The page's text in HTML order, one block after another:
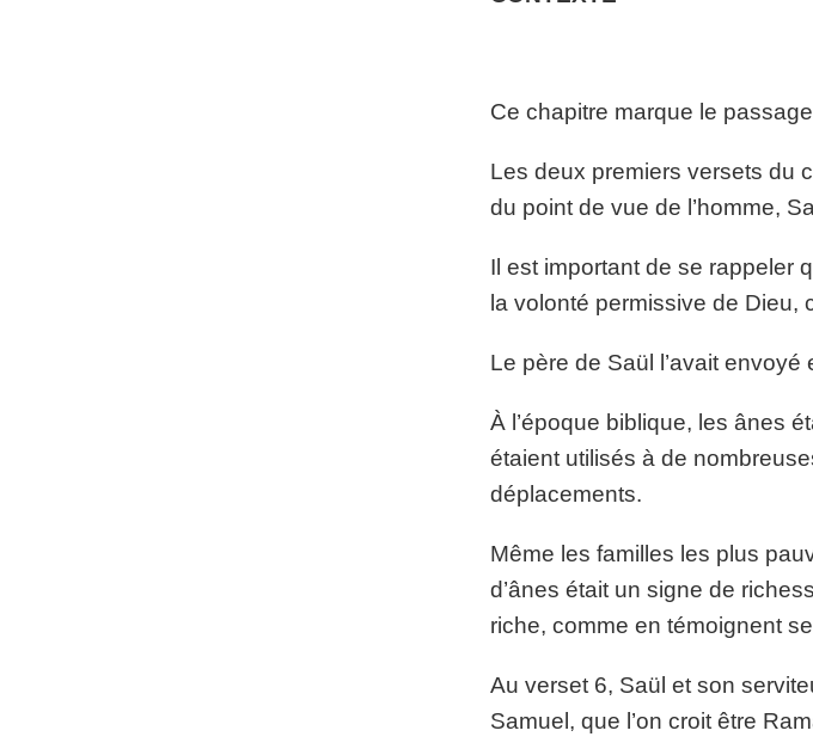
Ce chapitre marque le
Les deux premiers versets du
du point de vue de l’homme,
Il est important de se rappeler
la volonté permissive de Dieu,
Le père de Saül l’avait
À l’époque biblique, les ânes
étaient utilisés à de
déplacements.
Même les familles les plus
d’ânes était un signe de
riche, comme en témoignent
Au verset 6, Saül et son
Samuel, que l’on croit être